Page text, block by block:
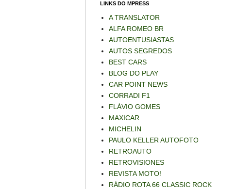
LINKS DO MPRESS
A TRANSLATOR
ALFA ROMEO BR
AUTOENTUSIASTAS
AUTOS SEGREDOS
BEST CARS
BLOG DO PLAY
CAR POINT NEWS
CORRADI F1
FLÁVIO GOMES
MAXICAR
MICHELIN
PAULO KELLER AUTOFOTO
RETROAUTO
RETROVISIONES
REVISTA MOTO!
RÁDIO ROTA 66 CLASSIC ROCK